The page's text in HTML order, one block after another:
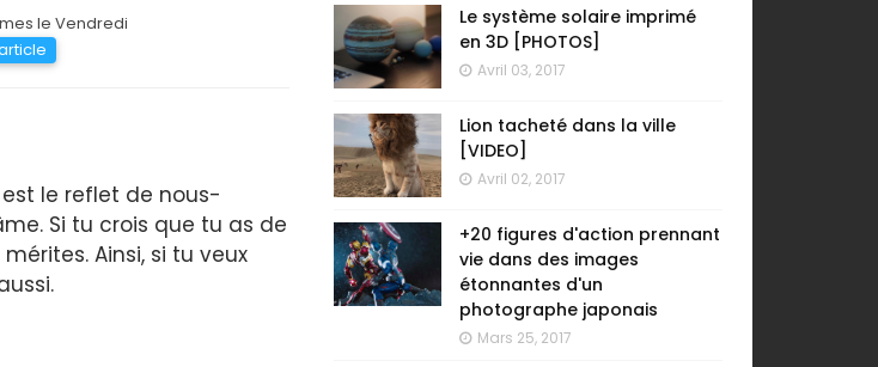
le Vendredi
le reflet de nous-
Si tu crois que tu as de
Ainsi, si tu veux
Le système solaire imprimé
en 3D [PHOTOS]
Avril 03, 2017
Lion tacheté dans la ville
[VIDEO]
Avril 02, 2017
+20 figures d'action prennant
vie dans des images
étonnantes d'un
photographe japonais
Mars 25, 2017